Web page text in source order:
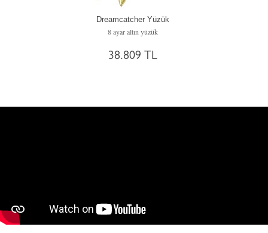
Dreamcatcher Yüzük
8 ayar altın yüzük
38.809 TL